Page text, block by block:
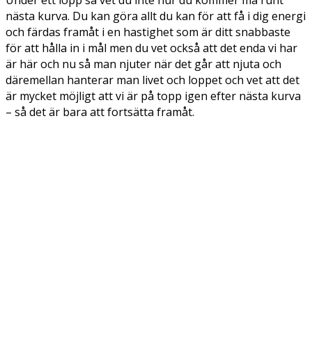
nästa kurva. Du kan göra allt du kan för att få i dig energi
och färdas framåt i en hastighet som är ditt snabbaste
för att hålla in i mål men du vet också att det enda vi har
är här och nu så man njuter när det går att njuta och
däremellan hanterar man livet och loppet och vet att det
är mycket möjligt att vi är på topp igen efter nästa kurva
– så det är bara att fortsätta framåt.